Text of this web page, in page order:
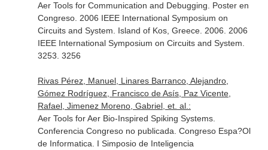
Aer Tools for Communication and Debugging. Poster en
Congreso. 2006 IEEE International Symposium on
Circuits and System. Island of Kos, Greece. 2006. 2006
IEEE International Symposium on Circuits and System.
3253. 3256
Rivas Pérez, Manuel, Linares Barranco, Alejandro,
Gómez Rodríguez, Francisco de Asís, Paz Vicente,
Rafael, Jimenez Moreno, Gabriel, et. al.:
Aer Tools for Aer Bio-Inspired Spiking Systems.
Conferencia Congreso no publicada. Congreso Espa?Ol
de Informatica. I Simposio de Inteligencia